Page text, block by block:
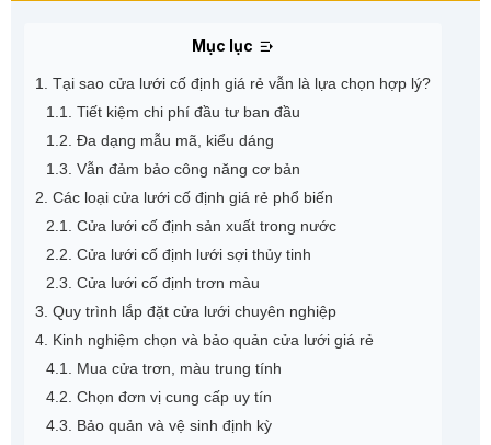
Mục lục
1. Tại sao cửa lưới cố định giá rẻ vẫn là lựa chọn hợp lý?
1.1. Tiết kiệm chi phí đầu tư ban đầu
1.2. Đa dạng mẫu mã, kiểu dáng
1.3. Vẫn đảm bảo công năng cơ bản
2. Các loại cửa lưới cố định giá rẻ phổ biến
2.1. Cửa lưới cố định sản xuất trong nước
2.2. Cửa lưới cố định lưới sợi thủy tinh
2.3. Cửa lưới cố định trơn màu
3. Quy trình lắp đặt cửa lưới chuyên nghiệp
4. Kinh nghiệm chọn và bảo quản cửa lưới giá rẻ
4.1. Mua cửa trơn, màu trung tính
4.2. Chọn đơn vị cung cấp uy tín
4.3. Bảo quản và vệ sinh định kỳ